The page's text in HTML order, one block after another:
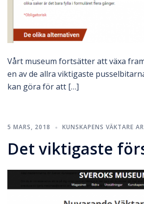
Vårt museum fortsätter att växa
en av de allra viktigaste
kan göra för att […]
5 MARS, 2018 KUNSKAPENS VÄKTARE
Det viktigaste